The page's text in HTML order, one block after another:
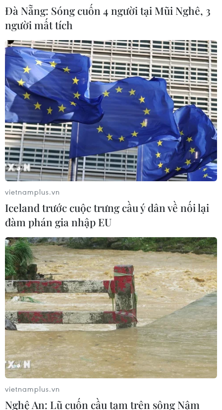
TIN CÙNG CHUYÊN MỤC
Mở rộng không gian cống hiến cho
cộng đồng người Việt Nam ở nước
ngoài
08/08/2026 11:00
ASC 2026: Tiếp lửa đam mê khoa học
cho thế hệ trẻ Việt Nam
Đà Nẵng: Sóng cuốn 4 người tại Mũi Nghê, 3
người mất tích
vietnamplus.vn
Iceland trước cuộc trưng cầu ý dân về nối lại
đàm phán gia nhập EU
vietnamplus.vn
Nghệ An: Lũ cuốn cầu tạm trên sông Nậm